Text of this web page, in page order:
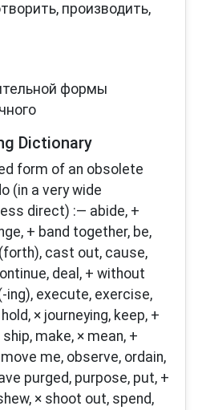
производить,
формы
Dictionary
form of an obsolete
(in a very wide
direct) :— abide, +
+ band together, be,
cast out, cause,
deal, + without
ing), execute, exercise,
× journeying, keep, +
make, × mean, +
me, observe, ordain,
purged, purpose, put, +
× shoot out, spend,